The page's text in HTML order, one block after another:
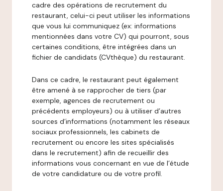
cadre des opérations de recrutement du
restaurant, celui-ci peut utiliser les informations
que vous lui communiquez (ex: informations
mentionnées dans votre CV) qui pourront, sous
certaines conditions, être intégrées dans un
fichier de candidats (CVthèque) du restaurant.
Dans ce cadre, le restaurant peut également
être amené à se rapprocher de tiers (par
exemple, agences de recrutement ou
précédents employeurs) ou à utiliser d’autres
sources d’informations (notamment les réseaux
sociaux professionnels, les cabinets de
recrutement ou encore les sites spécialisés
dans le recrutement) afin de recueillir des
informations vous concernant en vue de l’étude
de votre candidature ou de votre profil.